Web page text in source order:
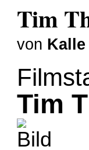
Tim
von Kalle
Tim